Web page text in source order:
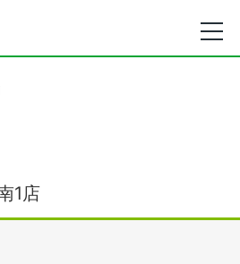
1店